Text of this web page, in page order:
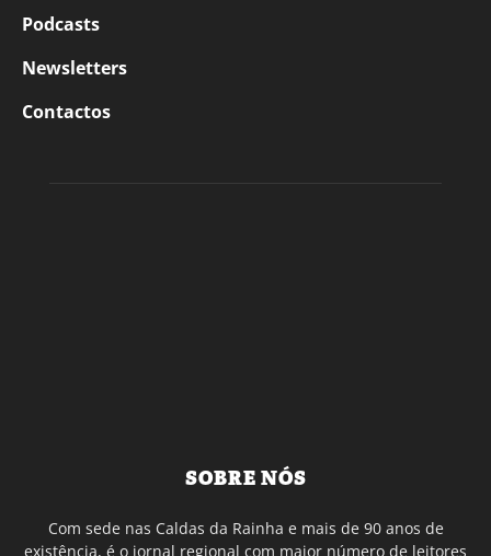
Podcasts
Newsletters
Contactos
SOBRE NÓS
Com sede nas Caldas da Rainha e mais de 90 anos de
existência, é o jornal regional com maior número de leitores